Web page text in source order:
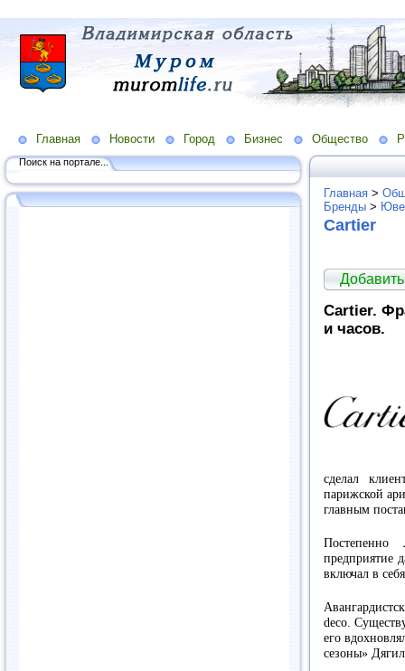
Главная Новости Город Бизнес Общество
Поиск на портале...
Главная >
Бренды >
Cartier
Cartier.
и часов.
сделал
парижской
главным
Постепенно
предприятие
включал в
deco.
его
сезоны»